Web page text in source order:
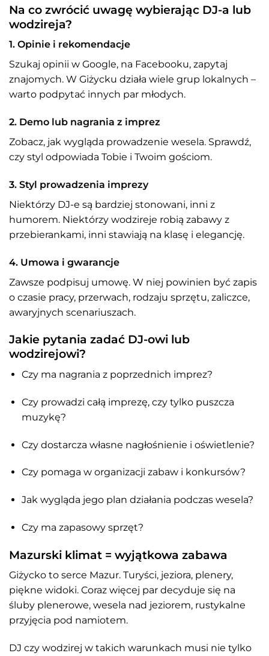
Na co zwrócić uwagę wybierając DJ-a lub
wodzireja?
1. Opinie i rekomendacje
Szukaj opinii w Google, na Facebooku, zapytaj
znajomych. W Giżycku działa wiele grup lokalnych –
warto podpytać innych par młodych.
2. Demo lub nagrania z imprez
Zobacz, jak wygląda prowadzenie wesela. Sprawdź,
czy styl odpowiada Tobie i Twoim gościom.
3. Styl prowadzenia imprezy
Niektórzy DJ-e są bardziej stonowani, inni z
humorem. Niektórzy wodzireje robią zabawy z
przebierankami, inni stawiają na klasę i elegancję.
4. Umowa i gwarancje
Zawsze podpisuj umowę. W niej powinien być zapis
o czasie pracy, przerwach, rodzaju sprzętu, zaliczce,
awaryjnych scenariuszach.
Jakie pytania zadać DJ-owi lub
wodzirejowi?
Czy ma nagrania z poprzednich imprez?
Czy prowadzi całą imprezę, czy tylko puszcza
muzykę?
Czy dostarcza własne nagłośnienie i oświetlenie?
Czy pomaga w organizacji zabaw i konkursów?
Jak wygląda jego plan działania podczas wesela?
Czy ma zapasowy sprzęt?
Mazurski klimat = wyjątkowa zabawa
Giżycko to serce Mazur. Turyści, jeziora, plenery,
piękne widoki. Coraz więcej par decyduje się na
śluby plenerowe, wesela nad jeziorem, rustykalne
przyjęcia pod namiotem.
DJ czy wodzirej w takich warunkach musi nie tylko